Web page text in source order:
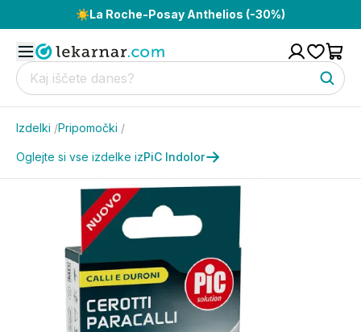
☀️La Roche-Posay Anthelios (-30%)
Izdelki /Pripomočki /
Oglejte si vse izdelke izPiC Indolor